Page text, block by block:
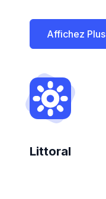
Affichez Plus
Littoral